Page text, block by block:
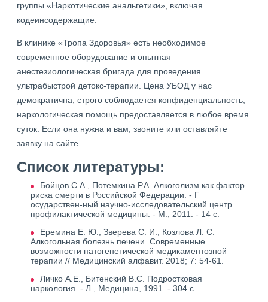
группы «Наркотические анальгетики», включая
кодеинсодержащие.
В клинике «Тропа Здоровья» есть необходимое
современное оборудование и опытная
анестезиологическая бригада для проведения
ультрабыстрой детокс-терапии. Цена УБОД у нас
демократична, строго соблюдается конфиденциальность,
наркологическая помощь предоставляется в любое время
суток. Если она нужна и вам, звоните или оставляйте
заявку на сайте.
Список литературы:
Бойцов С.А., Потемкина Р.А. Алкоголизм как фактор
риска смерти в Российской Федерации. - Г
осударствен-ный научно-исследовательский центр
профилактической медицины. - М., 2011. - 14 с.
Еремина Е. Ю., Зверева С. И., Козлова Л. С.
Алкогольная болезнь печени. Современные
возможности патогенетической медикаментозной
терапии // Медицинский алфавит. 2018; 7: 54-61.
Личко А.Е., Битенский В.С. Подростковая
наркология. - Л., Медицина, 1991. - 304 с.